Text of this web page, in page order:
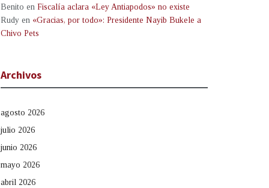
Benito en Fiscalía aclara «Ley Antiapodos» no existe
Rudy en «Gracias, por todo»: Presidente Nayib Bukele a
Chivo Pets
Archivos
agosto 2026
julio 2026
junio 2026
mayo 2026
abril 2026